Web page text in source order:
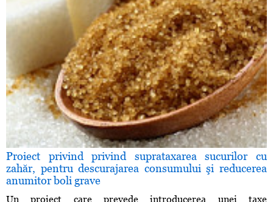
Proiect privind privind suprataxarea sucurilor cu
zahăr, pentru descurajarea consumului şi reducerea
anumitor boli grave
Un proiect care prevede introducerea unei taxe